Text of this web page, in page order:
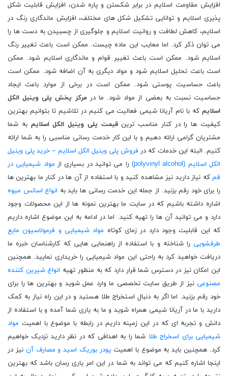
افزایش مقاومت اسلایم در برابر شکستن و پاره شدن، افزایش قابلیت شکل
پذیری اسلایم و توانایی تشکیل شکل های مختلف، افزایش ماندگاری رنگ در
اسلایم، کاهش لطافت و روانیت اسلایم و جلوگیری از چسبیدن به دست ها را
می توان ذکر کرد. اما معایب این ماده چیست. ممکن است باعث تغییر رنگ
اسلایم شود. ممکن است باعث تغییر قوام و ماندگاری اسلایم شود. ممکن
است باعث تحلیل اسلایم شود و مواد دیگری به آن اضافه شود. ممکن است
باعث حساسیت پوستی شود. ممکن است در برخی از موارد باعث ایجاد
حساسیت نسبت به بعضی از مواد شود. ما در مرکز پخش پلی وینیل الکل
اسلایم که با نام آریانا شیمی فعالیت می کنیم در تلاشیم تا بتوانیم بهترین
کیفیت ها را در کنار مناسب ترینقیمت پلی وینیل الکل اسلایمبه شما
مشتریان گرامی ارائه دهیم و با این کار خدمت رسانی مناسبی را به شما ارائه
کنیم. البته این خدمات که در فروش پلی وینیل الکل اسلایم – خرید پلی وینیل
الکل اسلایم (polyvinyl alcohol)
را می توانید در بسیاری از مواد شیمیایی در
قم که نیاز دارید نیز مشاهده کنید و با استفاده از آن ها در کنار ما بهترین ها
را برای خود رقم بزنید. از جمله این خدمت رسانی ها باید به انواع اسانس میوه
اشاره داشته باشیم که در سایت ما بهترین نمونه ها از این محصولات وجود
دارد و می توانید آن ها را تهیه کنید. اما در ادامه به این موضوع اشاره داریم
که این قابلیت وجود دارد در زمای کوتاه مواد شیمیایی و فرمولاسیون مایع
طرفشویی را شناخته و با استفاده از راهنمایی هایی که کارشناسان خبره ما
دریافت خواهید کرد به راحتی این مواد شیمیایی را خریداری نمایید. همچنین
این امکان نیز در دسترس شما قرار دارد که به منظور تهیه انواع شیرین کننده
مصنوعی نیز از طریق سایت تخصصی ما وارد عمل شوید و بهترین ها را برای
خود رقم بزنید. اما اگر به دنبال استخراج طلا هستید و در این راه نیاز به کمک
دارید با ما در آریانا شیمی همراه شوید و ما به یاری شما آمده و با استفاده از
دانش و تجربه ای که در این زمینه داریم در رابطه با موضوع با اهمیت مواد
شیمیایی برای اسخراج طلا شما را به اهدافی که در نظر دارید نزدیک خواهیم
کرد. همچنین باید به موضوع با اهمیت پودر بوریک اسید و مصارف آن نیز در
اینجا اشاره کنیم که می تواند به شما در این امر یاری رسان باشد که بهترین